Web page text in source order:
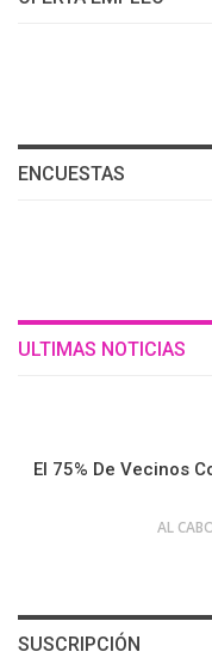
ENCUESTAS
ULTIMAS NOTICIAS
El 75% De Vecinos
SUSCRIPCIÓN